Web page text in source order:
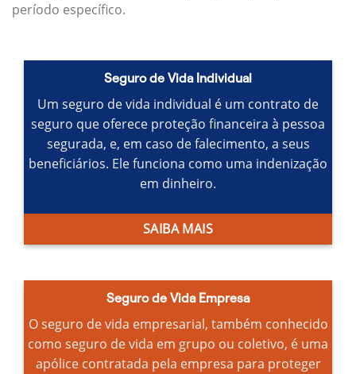
período específico.
Seguro de Vida Individual
Um seguro de vida individual é um contrato de
seguro que oferece proteção financeira à pessoa
segurada, e, em caso de falecimento, a seus
beneficiários. Ele funciona como uma indenização
em dinheiro.
SAIBA MAIS
Seguro de Vida Empresa
O seguro de vida empresarial, também conhecido
como seguro de vida em grupo ou coletivo, é uma
apólice contratada pela empresa para proteger